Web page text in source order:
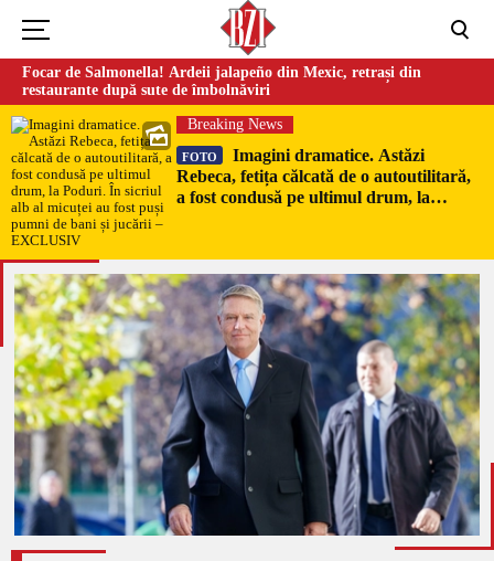
Focar de Salmonella! Ardeii jalapeño din Mexic, retrași din
restaurante după sute de îmbolnăviri
Breaking News
FOTO
Imagini dramatice. Astăzi
Rebeca, fetița călcată de o autoutilitară,
a fost condusă pe ultimul drum, la
EXCLUSIV